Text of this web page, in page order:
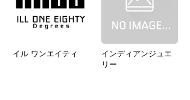
イル ワンエイティ
インディアンジュエ
リー